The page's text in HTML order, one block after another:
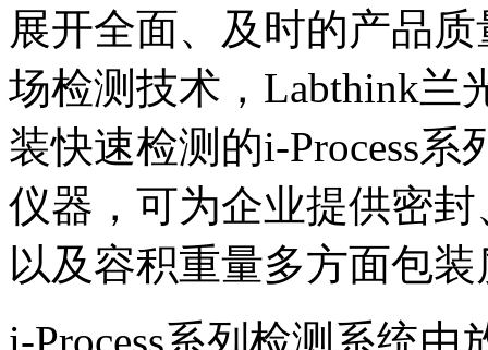
展开全面、及时的产品
场检测技术，Labthink兰
装快速检测的i-Process
仪器，可为企业提供密
以及容积重量多方面包
i-Process系列检测系统